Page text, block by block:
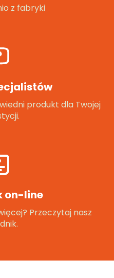
z fabryki
produkt dla Twojej
on-line
Przeczytaj nasz